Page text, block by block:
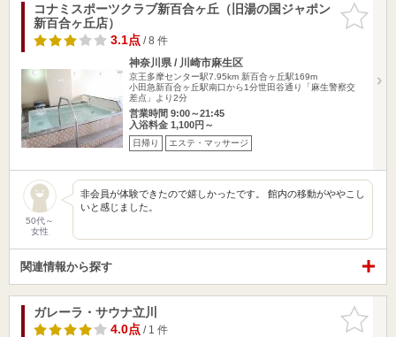
お気に入
りに追加
コナミスポーツクラブ新百合ヶ丘（旧湯の国ジャポン
新百合ヶ丘店）
3.1点/ 8 件
神奈川県 / 川崎市麻生区
京王多摩センター駅7.95km 新百合ヶ丘駅169m
小田急新百合ヶ丘駅南口から1分世田谷通り「麻生警察交
差点」より2分
営業時間 9:00～21:45
入浴料金 1,100円～
日帰り エステ・マッサージ
50代～
女性
非会員が体験できたので嬉しかったです。 館内の移動がややこし
いと感じました。
関連情報から探す
お気に入
りに追加
ガレーラ・サウナ立川
4.0点/ 1 件